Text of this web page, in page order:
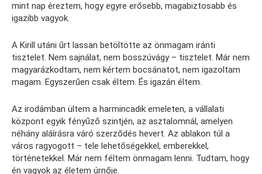
mint nap éreztem, hogy egyre erősebb, magabiztosabb és
igazibb vagyok.
A Kirill utáni űrt lassan betöltötte az önmagam iránti
tisztelet. Nem sajnálat, nem bosszúvágy – tisztelet. Már nem
magyarázkodtam, nem kértem bocsánatot, nem igazoltam
magam. Egyszerűen csak éltem. És igazán éltem.
Az irodámban ültem a harmincadik emeleten, a vállalati
központ egyik fényűző szintjén, az asztalomnál, amelyen
néhány aláírásra váró szerződés hevert. Az ablakon túl a
város ragyogott – tele lehetőségekkel, emberekkel,
történetekkel. Már nem féltem önmagam lenni. Tudtam, hogy
én vagyok az életem úrnője.